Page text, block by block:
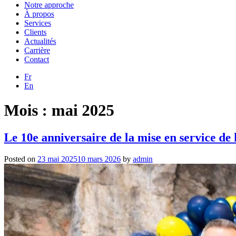
Notre approche
À propos
Services
Clients
Actualités
Carrière
Contact
Fr
En
Mois : mai 2025
Le 10e anniversaire de la mise en service
Posted on 23 mai 202510 mars 2026 by admin